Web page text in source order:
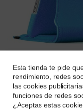
FUNDA PARA
21,33 €
¿Dónde
Selecciona tu
Esta tienda te pide
rendimiento, redes
las cookies
funciones de redes
¿Aceptas estas